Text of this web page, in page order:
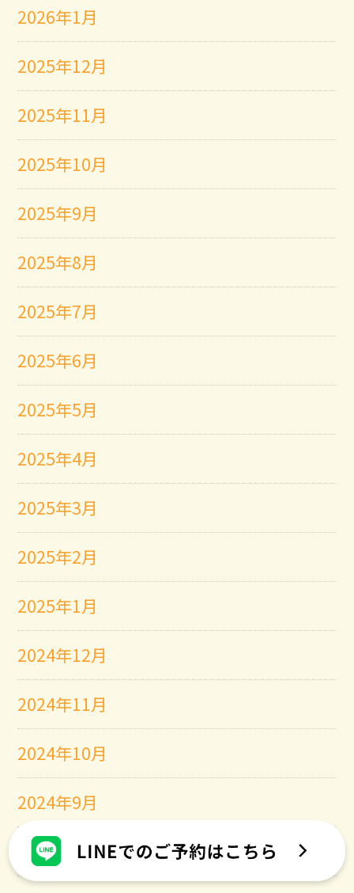
2026年1月
2025年12月
2025年11月
2025年10月
2025年9月
2025年8月
2025年7月
2025年6月
2025年5月
2025年4月
2025年3月
2025年2月
2025年1月
2024年12月
2024年11月
2024年10月
2024年9月
2024年8月